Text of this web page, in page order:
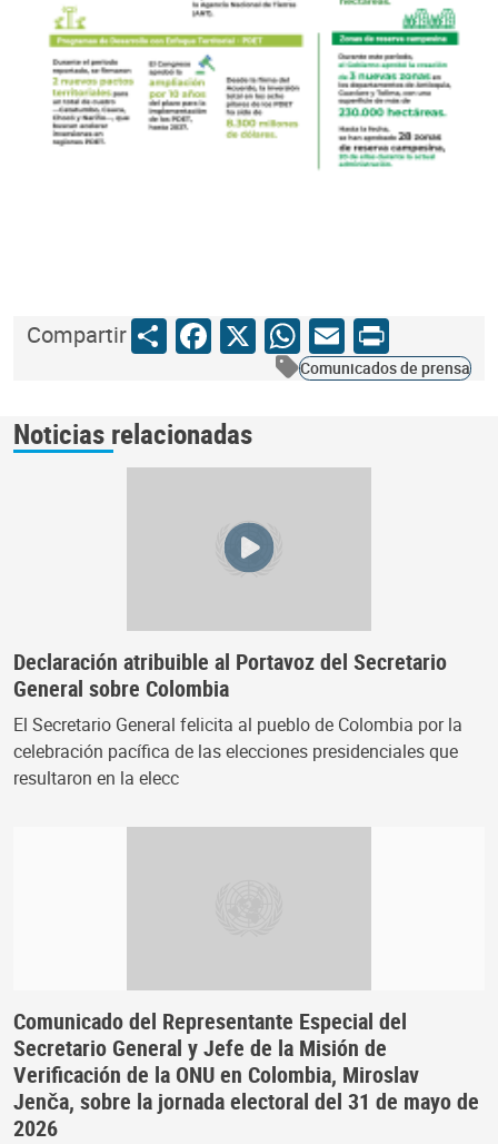
CompartirShareFacebook
X WhatsApp
Email
Print
Comunicados de prensa
Noticias relacionadas
Declaración atribuible al Portavoz del Secretario
General sobre Colombia
El Secretario General felicita al pueblo de Colombia por la
celebración pacífica de las elecciones presidenciales que
resultaron en la elecc
Comunicado del Representante Especial del
Secretario General y Jefe de la Misión de
Verificación de la ONU en Colombia, Miroslav
Jenča, sobre la jornada electoral del 31 de mayo de
2026